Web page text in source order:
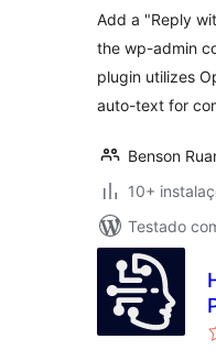
Add a "Reply
the wp-admin
plugin utilizes
auto-text for
Benson
10+
Testado